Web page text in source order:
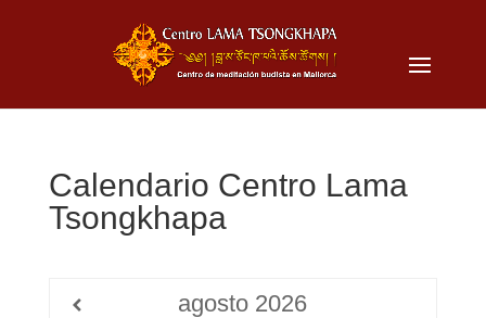
Calendario Centro Lama
Tsongkhapa
agosto 2026